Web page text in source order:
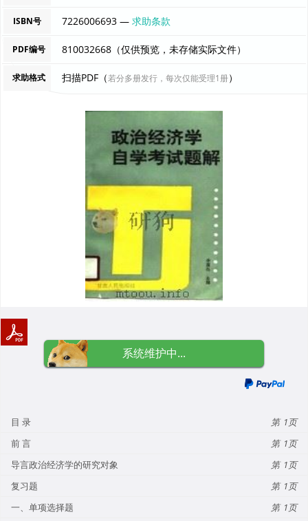
ISBN号 7226006693 —求助条款
PDF编号 810032668（仅供预览，未存储实际文件）
求助格式 扫描PDF（若分多册发行，每次仅能受理1册）
系统维护中...
目 录
1
前 言
1
导言政治经济学的研究对象
1
复习题
1
一、单项选择题
1